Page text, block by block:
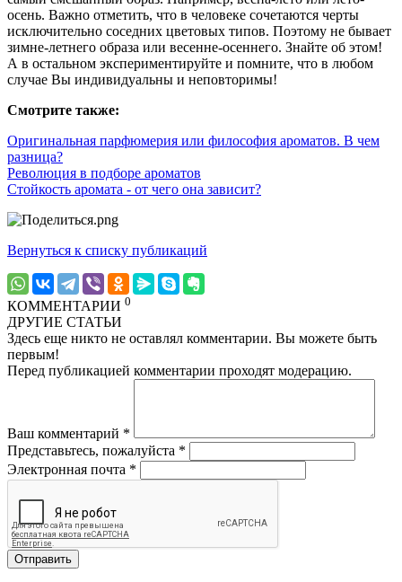
осень. Важно отметить, что в человеке сочетаются черты
исключительно соседних цветовых типов. Поэтому не бывает
зимне-летнего образа или весенне-осеннего. Знайте об этом!
А в остальном экспериментируйте и помните, что в любом
случае Вы индивидуальны и неповторимы!
Смотрите также:
Оригинальная парфюмерия или философия ароматов. В чем
разница?
Революция в подборе ароматов
Стойкость аромата - от чего она зависит?
Вернуться к списку публикаций
КОММЕНТАРИИ 0
ДРУГИЕ СТАТЬИ
Здесь еще никто не оставлял комментарии. Вы можете быть
первым!
Перед публикацией комментарии проходят модерацию.
Ваш комментарий *
Представьтесь, пожалуйста *
Электронная почта *
Отправить